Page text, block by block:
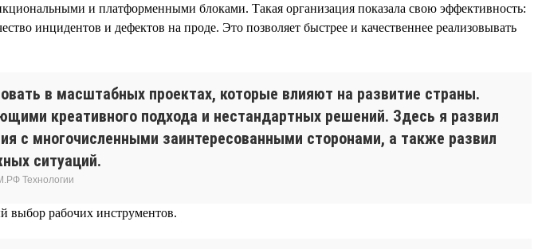
и платформенными блоками. Такая организация показала свою эффективность:
инцидентов и дефектов на проде. Это позволяет быстрее и качественнее реализовывать
в масштабных проектах, которые влияют на развитие страны.
креативного подхода и нестандартных решений. Здесь я развил
с многочисленными заинтересованными сторонами, а также развил
ситуаций.
Технологии
рабочих инструментов.